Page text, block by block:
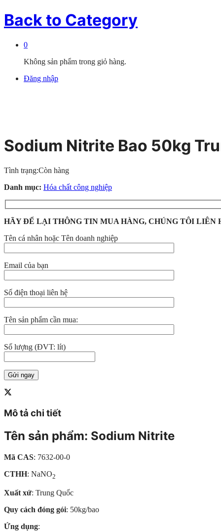
Back to Category
0
Không sản phẩm trong giỏ hàng.
Đăng nhập
Sodium Nitrite Bao 50kg
Tình trạng:Còn hàng
Danh mục: Hóa chất công nghiệp
HÃY ĐỂ LẠI THÔNG TIN MUA HÀNG, CHÚNG TÔI LIÊN
Tên cá nhân hoặc Tên doanh nghiệp
Email của bạn
Số điện thoại liên hệ
Tên sản phẩm cần mua:
Số lượng (ĐVT: lít)
Mô tả chi tiết
Tên sản phẩm: Sodium Nitrite
Mã CAS: 7632-00-0
CTHH: NaNO2
Xuất xứ: Trung Quốc
Quy cách đóng gói: 50kg/bao
Ứng dụng: